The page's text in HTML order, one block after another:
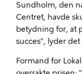
Sundholm, den
Centret, havde
betydning for, at
succes”, lyder
Formand for